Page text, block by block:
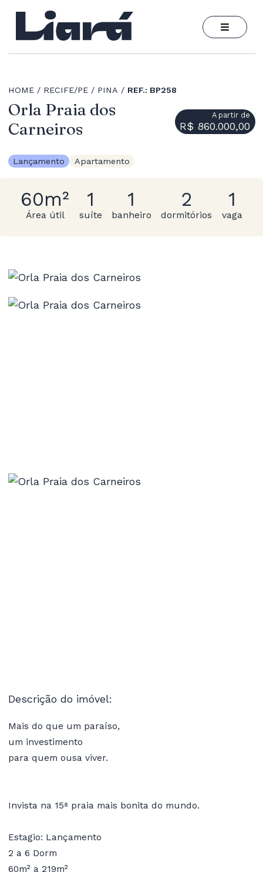
HOME RECIFE/PE PINA REF.: BP258
Orla Praia dos
Carneiros
A partir de
R$ 860.000,00
Lançamento Apartamento
60m²
Área útil
1
suíte
1
banheiro
2
dormitórios
1
vaga
Descrição do imóvel:
Mais do que um paraíso,
um investimento
para quem ousa viver.
Invista na 15ª praia mais bonita do mundo.
Estagio: Lançamento
2 a 6 Dorm
60m² a 219m²